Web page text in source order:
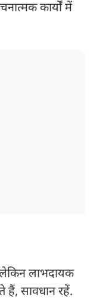
कार्यों में
लेकिन लाभदायक
हैं, सावधान रहें.